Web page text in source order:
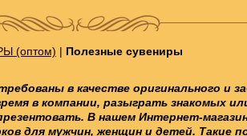
(оптом) | Полезные сувениры
в качестве оригинального и
в компании, разыграть знакомых
В нашем Интернет-
для мужчин, женщин и детей. Такие